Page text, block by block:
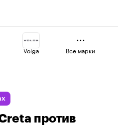
Volga
Lada
Все марки
против